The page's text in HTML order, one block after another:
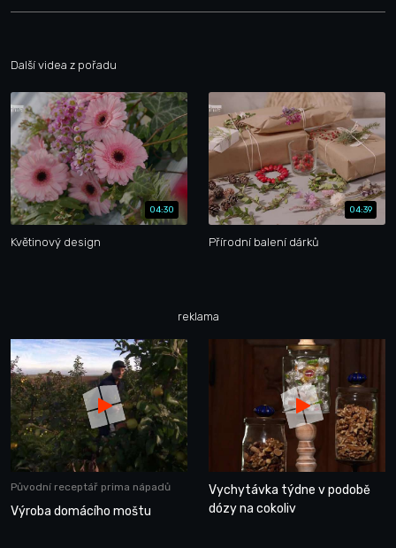
Další videa z pořadu
04:30
Květinový design
04:39
Přírodní balení dárků
reklama
Původní receptář prima nápadů
Výroba domácího moštu
Vychytávka týdne v podobě
dózy na cokoliv